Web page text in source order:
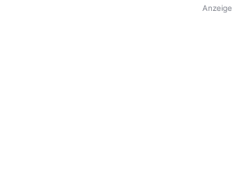
Anzeige